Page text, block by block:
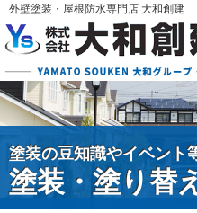
外壁塗装・屋根防水専門店 大和創建
塗装の豆知識やイベント
塗装・塗り替